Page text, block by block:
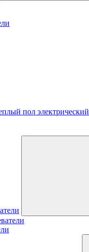
пол электрический